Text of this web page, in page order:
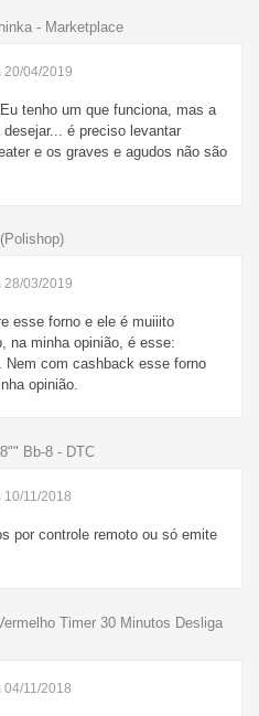
- Marketplace
20/04/2019
tenho um que funciona, mas a
é preciso levantar
e os graves e agudos não são
28/03/2019
esse forno e ele é muiiito
na minha opinião, é esse:
com cashback esse forno
opinião.
Bb-8 - DTC
10/11/2018
por controle remoto ou só emite
Timer 30 Minutos Desliga
04/11/2018